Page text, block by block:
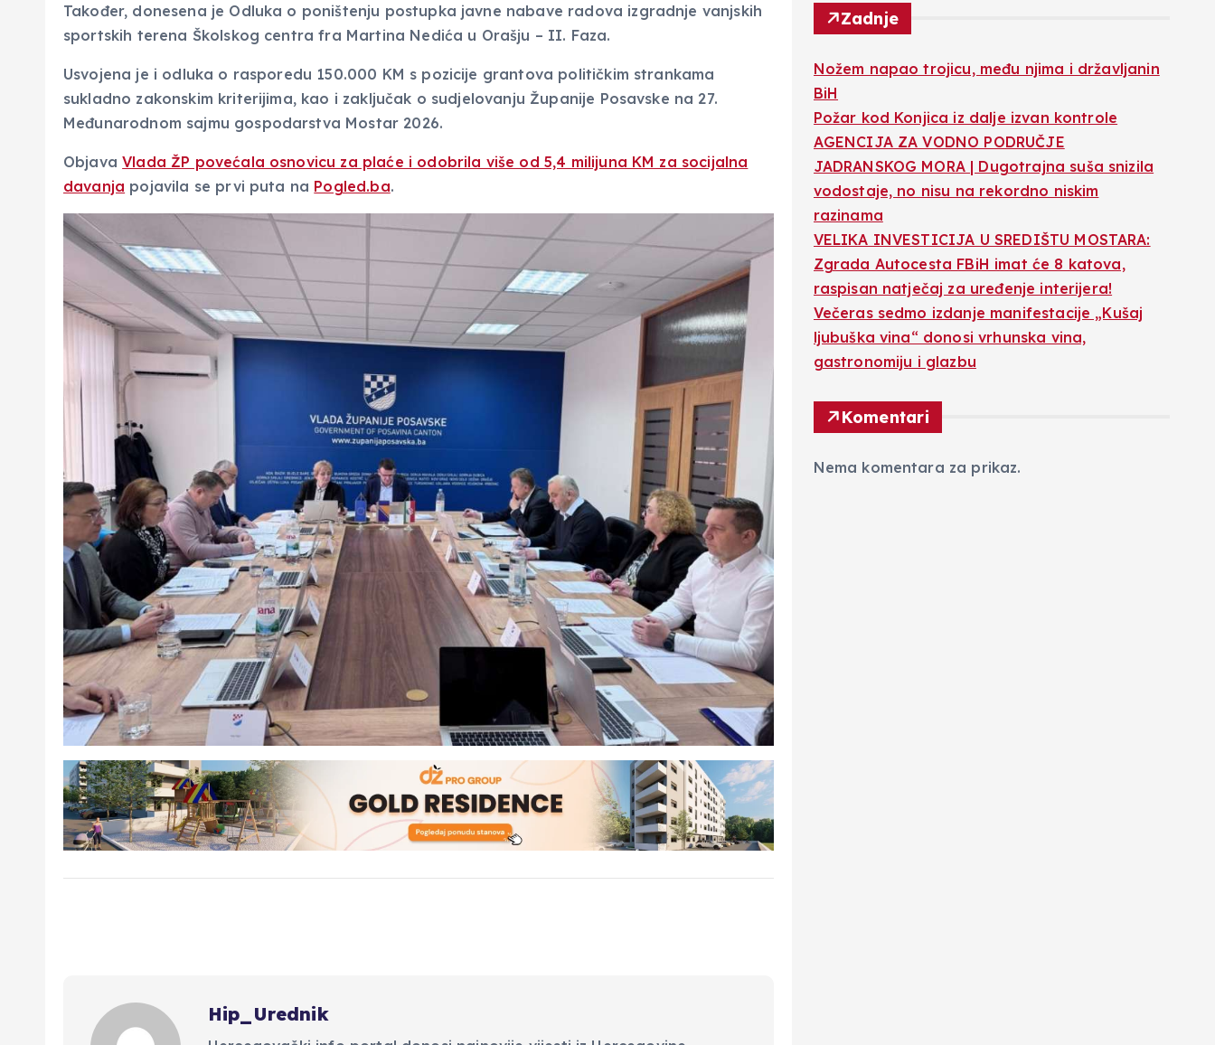
Također, donesena je Odluka o poništenju postupka javne nabave radova izgradnje vanjskih
sportskih terena Školskog centra fra Martina Nedića u Orašju – II. Faza.
Usvojena je i odluka o rasporedu 150.000 KM s pozicije grantova političkim strankama
sukladno zakonskim kriterijima, kao i zaključak o sudjelovanju Županije Posavske na 27.
Međunarodnom sajmu gospodarstva Mostar 2026.
ObjavaVlada ŽP povećala osnovicu za plaće i odobrila više od 5,4 milijuna KM za socijalna
davanja pojavila se prvi puta na Pogled.ba.
Hip_Urednik
Zadnje
Nožem napao trojicu, među njima i državljanin
BiH
Požar kod Konjica iz dalje izvan kontrole
AGENCIJA ZA VODNO PODRUČJE
JADRANSKOG MORA | Dugotrajna suša snizila
vodostaje, no nisu na rekordno niskim
razinama
VELIKA INVESTICIJA U SREDIŠTU MOSTARA:
Zgrada Autocesta FBiH imat će 8 katova,
raspisan natječaj za uređenje interijera!
Večeras sedmo izdanje manifestacije „Kušaj
ljubuška vina“ donosi vrhunska vina,
gastronomiju i glazbu
Komentari
Nema komentara za prikaz.